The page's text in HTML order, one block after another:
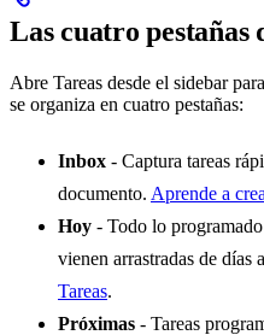
Las cuatro pestañas
Abre Tareas desde el sidebar
se organiza en cuatro pestañas:
Inbox - Captura tareas
documento. Aprende a
Hoy - Todo lo
vienen arrastradas de días
Tareas.
Próximas - Tareas